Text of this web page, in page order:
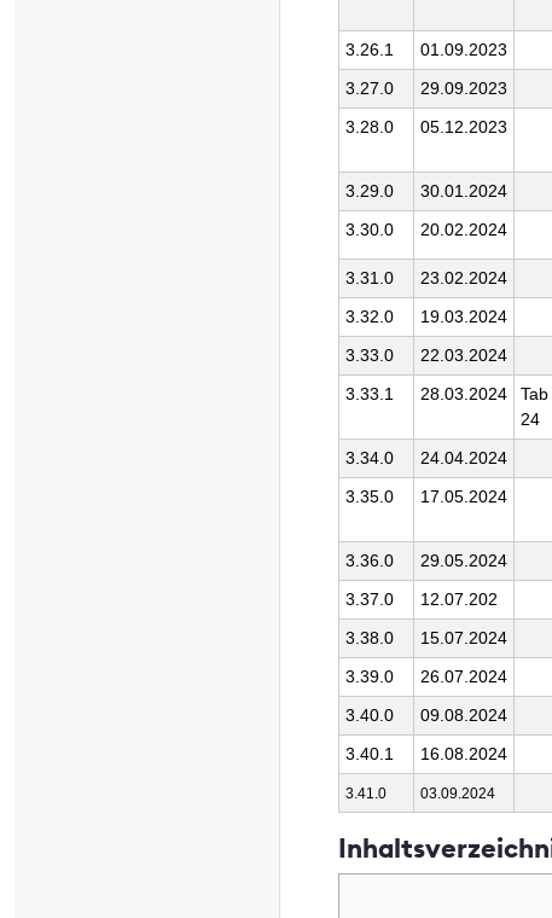
3.26.1 01.09.2023
3.27.0
29.09.2023
3.28.0
05.12.2023
3.29.0 30.01.2024
3.30.0
20.02.2024
3.31.0 23.02.2024
3.32.0
19.03.2024
3.33.0
22.03.2024
3.33.1
28.03.2024
Tab
24
3.34.0 24.04.2024
3.35.0
17.05.2024
3.36.0 29.05.2024
3.37.0
12.07.202
3.38.0
15.07.2024
3.39.0
26.07.2024
3.40.0
09.08.2024
3.40.1
16.08.2024
3.41.0 03.09.2024